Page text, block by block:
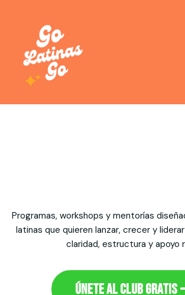
Programas, workshops y mentorías
latinas que quieren lanzar, crecer y
claridad, estructura y apoyo
Únete al Club Gratis